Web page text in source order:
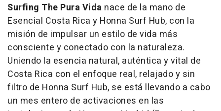
Surfing The Pura Vida nace de la mano de
Esencial Costa Rica y Honna Surf Hub, con la
misión de impulsar un estilo de vida más
consciente y conectado con la naturaleza.
Uniendo la esencia natural, auténtica y vital de
Costa Rica con el enfoque real, relajado y sin
filtro de Honna Surf Hub, se está llevando a cabo
un mes entero de activaciones en las